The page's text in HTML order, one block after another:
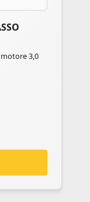
motore 3,0